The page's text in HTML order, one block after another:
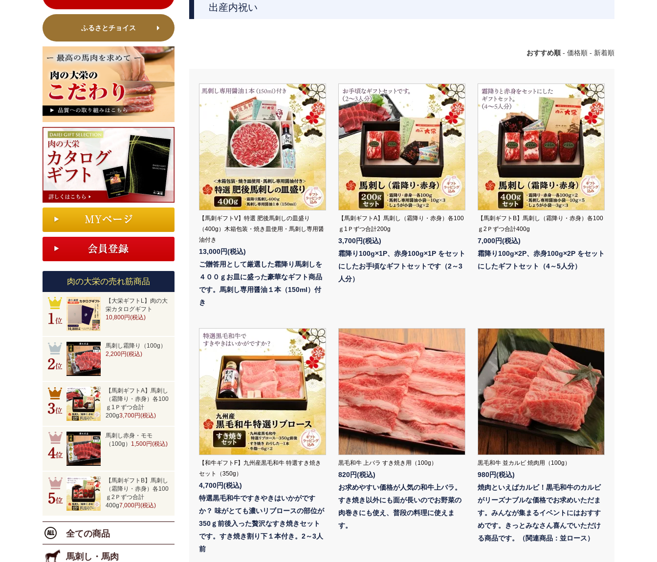
出産内祝い
おすすめ順 - 価格順 - 新着順
【馬刺ギフトV】特選 肥後馬刺しの皿盛り
（400g）木箱包装・焼き皿使用・馬刺し専用醤
油付き
13,000円(税込)
ご贈答用として厳選した霜降り馬刺しを
４００ｇお皿に盛った豪華なギフト商品
です。馬刺し専用醤油１本（150ml）付
き
【馬刺ギフトA】馬刺し（霜降り・赤身）各100
ｇ1Ｐずつ合計200g
3,700円(税込)
霜降り100g×1P、赤身100g×1P をセット
にしたお手頃なギフトセットです（2～3
人分）
【馬刺ギフトB】馬刺し（霜降り・赤身）各100
ｇ2Ｐずつ合計400g
7,000円(税込)
霜降り100g×2P、赤身100g×2P をセット
にしたギフトセット（4～5人分）
【和牛ギフトF】九州産黒毛和牛 特選すき焼き
セット（350g）
4,700円(税込)
特選黒毛和牛ですきやきはいかがです
か？ 味がとても濃いリブロースの部位が
350ｇ前後入った贅沢なすき焼きセット
です。すき焼き割り下１本付き。2～3人
前
黒毛和牛 上バラ すき焼き用（100g）
820円(税込)
お求めやすい価格が人気の和牛上バラ。
すき焼き以外にも面が長いのでお野菜の
肉巻きにも使え、普段の料理に使えま
す。
黒毛和牛 並カルビ 焼肉用（100g）
980円(税込)
焼肉といえばカルビ！黒毛和牛のカルビ
がリーズナブルな価格でお求めいただま
す。みんなが集まるイベントにはおすす
めです。きっとみなさん喜んでいただけ
る商品です。（関連商品：並ロース）
ふるさとチョイス
肉の大栄の売れ筋商品
【大栄ギフトL】肉の大
栄カタログギフト
10,800円(税込)
馬刺し霜降り（100g）
2,200円(税込)
【馬刺ギフトA】馬刺し
（霜降り・赤身）各100
ｇ1Ｐずつ合計
200g3,700円(税込)
馬刺し赤身・モモ
（100g） 1,500円(税込)
【馬刺ギフトB】馬刺し
（霜降り・赤身）各100
ｇ2Ｐずつ合計
400g7,000円(税込)
全ての商品
馬刺し・馬肉